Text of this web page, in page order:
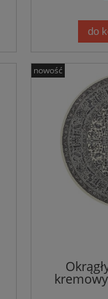
do
nowość